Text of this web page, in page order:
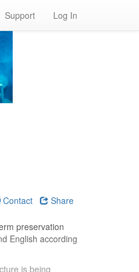
Support Log In
Contact Share
preservation
English according
is being